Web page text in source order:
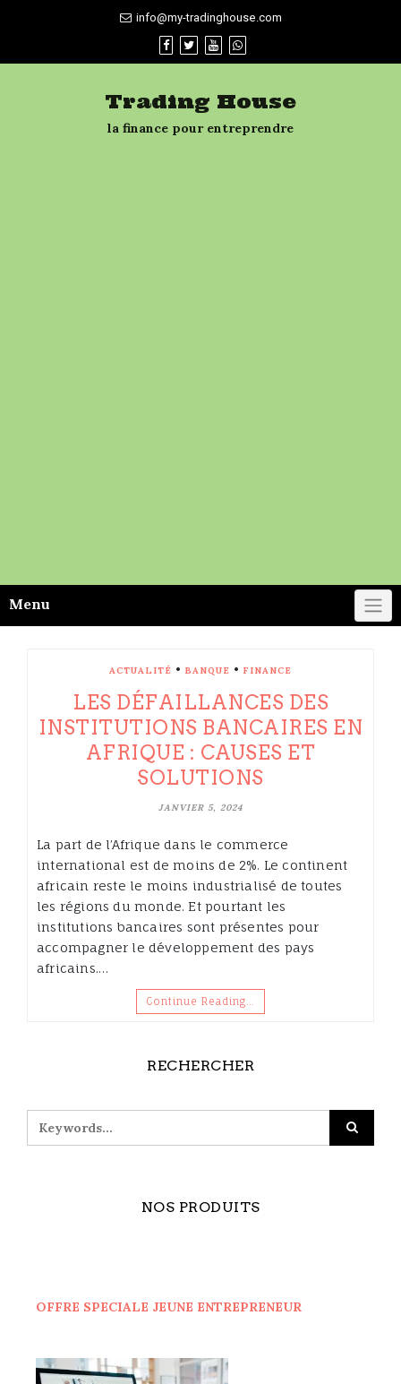
info@my-tradinghouse.com
Trading House
la finance pour entreprendre
Menu
ACTUALITÉ • BANQUE • FINANCE
LES DÉFAILLANCES DES
INSTITUTIONS BANCAIRES EN
AFRIQUE : CAUSES ET
SOLUTIONS
JANVIER 5, 2024
La part de l’Afrique dans le commerce
international est de moins de 2%. Le continent
africain reste le moins industrialisé de toutes
les régions du monde. Et pourtant les
institutions bancaires sont présentes pour
accompagner le développement des pays
africains.…
Continue Reading…
RECHERCHER
NOS PRODUITS
OFFRE SPECIALE JEUNE ENTREPRENEUR